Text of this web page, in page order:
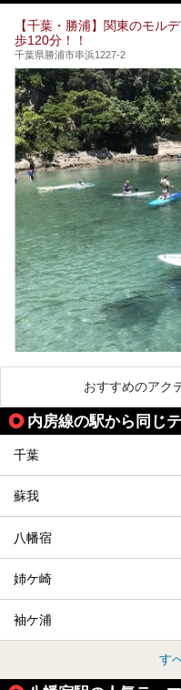
【千葉・勝浦】関東のモル
歩120分！！
千葉県勝浦市串浜1227-2
おすすめのアク
内房線の駅から同じ
千葉
蘇我
八幡宿
姉ケ崎
袖ケ浦
す